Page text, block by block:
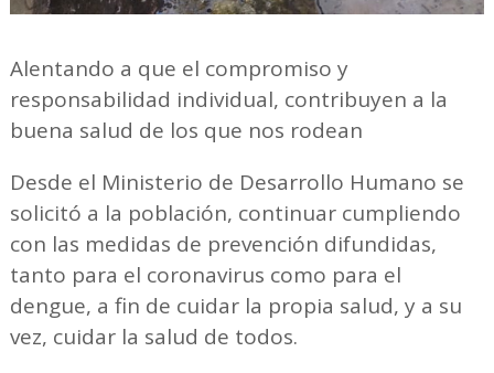
Alentando a que el compromiso y
responsabilidad individual, contribuyen a la
buena salud de los que nos rodean
Desde el Ministerio de Desarrollo Humano se
solicitó a la población, continuar cumpliendo
con las medidas de prevención difundidas,
tanto para el coronavirus como para el
dengue, a fin de cuidar la propia salud, y a su
vez, cuidar la salud de todos.